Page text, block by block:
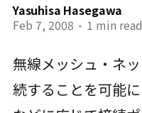
Yasuhisa Hasegawa
Feb 7, 2008 • 1 min read
無線メッシュ・ネ
続することを可能